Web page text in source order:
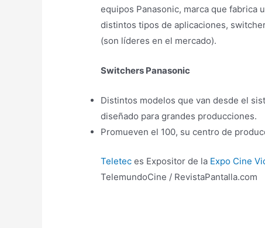
equipos Panasonic, marca que fabrica
distintos tipos de aplicaciones,
(son líderes en el mercado).
Switchers Panasonic
Distintos modelos que van desde el
diseñado para grandes producciones.
Promueven el 100, su centro de
Teletec es Expositor de la Expo Cine
TelemundoCine / RevistaPantalla.com